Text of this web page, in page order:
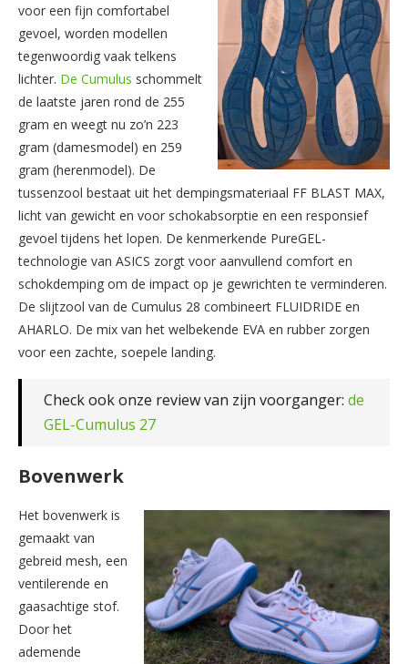
voor een fijn comfortabel
gevoel, worden modellen
tegenwoordig vaak telkens
lichter. De Cumulus schommelt
de laatste jaren rond de 255
gram en weegt nu zo’n 223
gram (damesmodel) en 259
gram (herenmodel). De
tussenzool bestaat uit het dempingsmateriaal FF BLAST MAX,
licht van gewicht en voor schokabsorptie en een responsief
gevoel tijdens het lopen. De kenmerkende PureGEL-
technologie van ASICS zorgt voor aanvullend comfort en
schokdemping om de impact op je gewrichten te verminderen.
De slijtzool van de Cumulus 28 combineert FLUIDRIDE en
AHARLO. De mix van het welbekende EVA en rubber zorgen
voor een zachte, soepele landing.
Check ook onze review van zijn voorganger: de
GEL-Cumulus 27
Bovenwerk
Het bovenwerk is
gemaakt van
gebreid mesh, een
ventilerende en
gaasachtige stof.
Door het
ademende